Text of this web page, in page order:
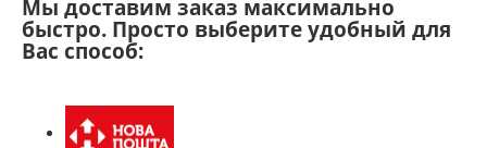
Мы доставим заказ максимально
быстро. Просто выберите удобный для
Вас способ: